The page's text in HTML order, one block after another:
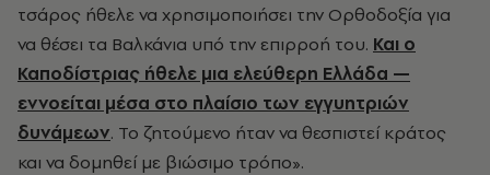
τσάρος ήθελε να χρησιμοποιήσει την Ορθοδοξία για
να θέσει τα Βαλκάνια υπό την επιρροή του. Και ο
Καποδίστριας ήθελε μια ελεύθερη Ελλάδα —
εννοείται μέσα στο πλαίσιο των εγγυητριών
δυνάμεων. Το ζητούμενο ήταν να θεσπιστεί κράτος
και να δομηθεί με βιώσιμο τρόπο».